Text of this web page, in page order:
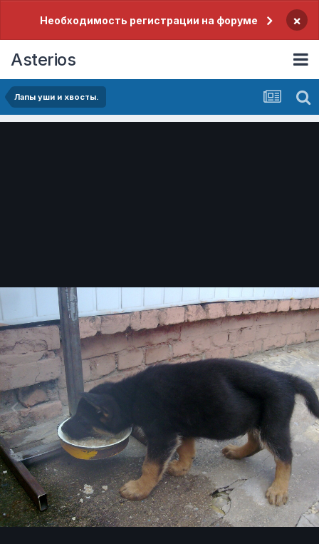
Необходимость регистрации на форуме ×
Asterios
Лапы уши и хвосты.